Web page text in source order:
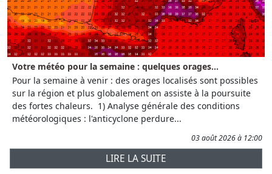
Votre météo pour la semaine : quelques orages...
Pour la semaine à venir : des orages localisés sont possibles
sur la région et plus globalement on assiste à la poursuite
des fortes chaleurs. 1) Analyse générale des conditions
météorologiques : l'anticyclone perdure...
03 août 2026 à 12:00
LIRE LA SUITE